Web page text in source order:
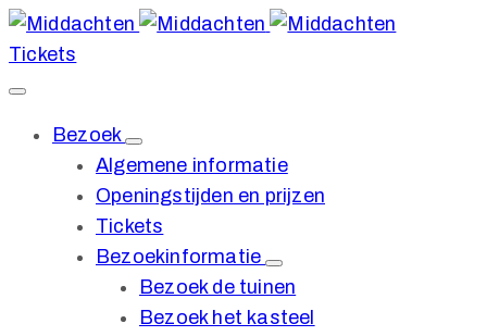
Tickets
Bezoek
Algemene informatie
Openingstijden en prijzen
Tickets
Bezoekinformatie
Bezoek de tuinen
Bezoek het kasteel